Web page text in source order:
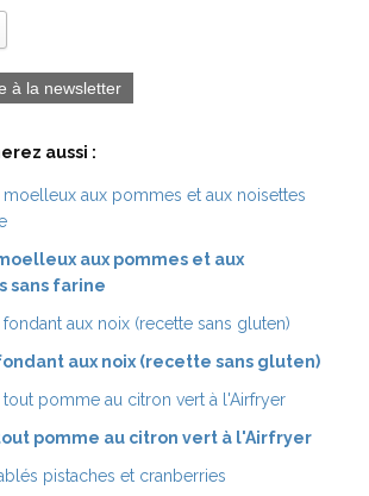
à la newsletter
aussi :
aux pommes et aux
sans farine
aux noix (recette sans gluten)
pomme au citron vert à l'Airfryer